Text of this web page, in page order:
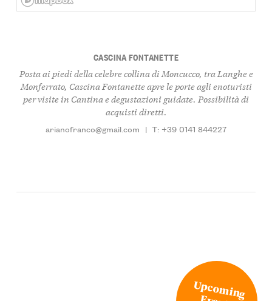
CASCINA FONTANETTE
Posta ai piedi della celebre collina di Moncucco, tra Langhe e
Monferrato, Cascina Fontanette apre le porte agli enoturisti
per visite in Cantina e degustazioni guidate. Possibilità di
acquisti diretti.
arianofranco@gmail.com | T: +39 0141 844227
Upcoming